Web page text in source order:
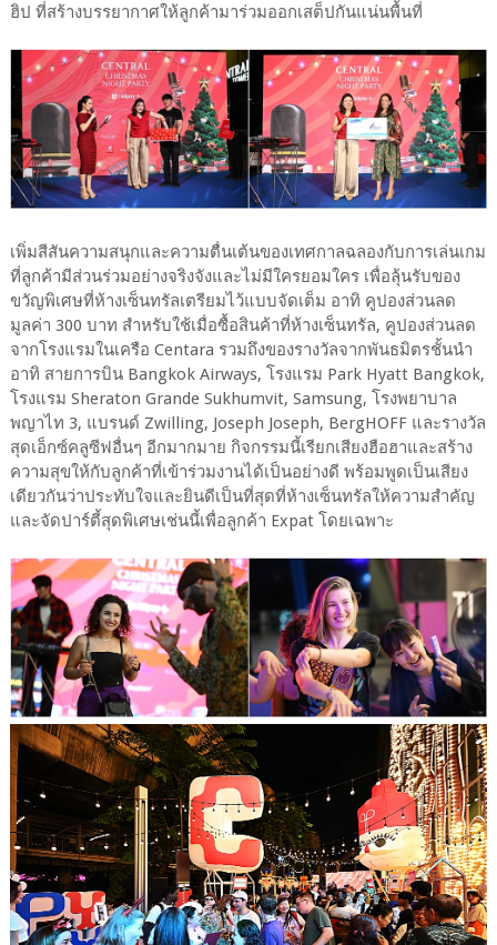
ฮิป ที่สร้างบรรยากาศให้ลูกค้ามาร่วมออกเสต็ปกันแน่นพื้นที่
เพิ่มสีสันความสนุกและความตื่นเต้นของเทศกาลฉลองกับการเล่นเกม
ที่ลูกค้ามีส่วนร่วมอย่างจริงจังและไม่มีใครยอมใคร เพื่อลุ้นรับของ
ขวัญพิเศษที่ห้างเซ็นทรัลเตรียมไว้แบบจัดเต็ม อาทิ คูปองส่วนลด
มูลค่า 300 บาท สำหรับใช้เมื่อซื้อสินค้าที่ห้างเซ็นทรัล, คูปองส่วนลด
จากโรงแรมในเครือ Centara รวมถึงของรางวัลจากพันธมิตรชั้นนำ
อาทิ สายการบิน Bangkok Airways, โรงแรม Park Hyatt Bangkok,
โรงแรม Sheraton Grande Sukhumvit, Samsung, โรงพยาบาล
พญาไท 3, แบรนด์ Zwilling, Joseph Joseph, BergHOFF และรางวัล
สุดเอ็กซ์คลูซีฟอื่นๆ อีกมากมาย กิจกรรมนี้เรียกเสียงฮือฮาและสร้าง
ความสุขให้กับลูกค้าที่เข้าร่วมงานได้เป็นอย่างดี พร้อมพูดเป็นเสียง
เดียวกันว่าประทับใจและยินดีเป็นที่สุดที่ห้างเซ็นทรัลให้ความสำคัญ
และจัดปาร์ตี้สุดพิเศษเช่นนี้เพื่อลูกค้า Expat โดยเฉพาะ